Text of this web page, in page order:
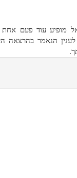
מופיע עוד פעם אחת
הנאמר בהרצאה